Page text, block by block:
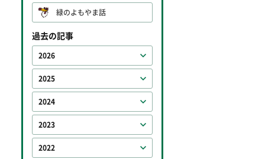
緑のよもやま話
過去の記事
2026
2025
2024
2023
2022